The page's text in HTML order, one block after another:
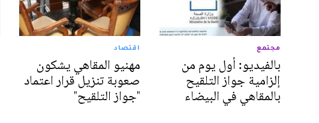
مجتمع
بالفيديو: أول يوم من
إلزامية جواز التلقيح
بالمقاهي في البيضاء
اقتصاد
مهنيو المقاهي يشكون
صعوبة تنزيل قرار اعتماد
"جواز التلقيح"